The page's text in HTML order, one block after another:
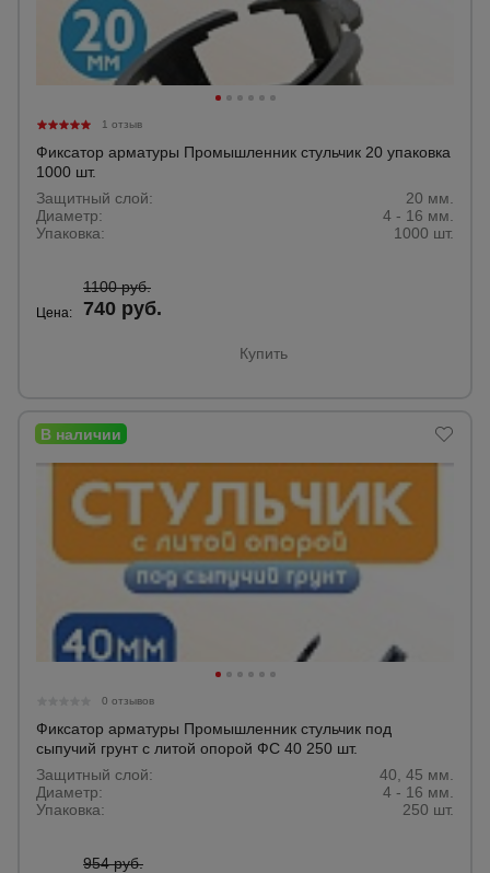
1 отзыв
Фиксатор арматуры Промышленник стульчик 20 упаковка
1000 шт.
Защитный слой:
20 мм.
Диаметр:
4 - 16 мм.
Упаковка:
1000 шт.
Цена:
1100 руб.
740 руб.
Купить
0 отзывов
Фиксатор арматуры Промышленник стульчик под
сыпучий грунт с литой опорой ФС 40 250 шт.
Защитный слой:
40, 45 мм.
Диаметр:
4 - 16 мм.
Упаковка:
250 шт.
954 руб.